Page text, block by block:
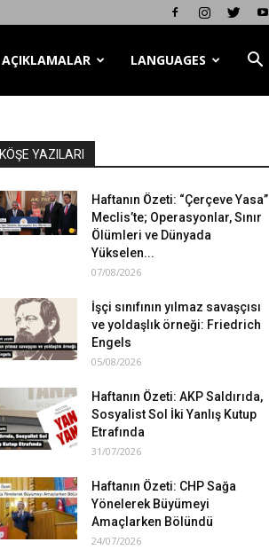
AÇIKLAMALAR LANGUAGES
KÖŞE YAZILARI
Haftanın Özeti: “Çerçeve Yasa”
Meclis’te; Operasyonlar, Sınır
Ölümleri ve Dünyada
Yükselen...
07/08/2026
İşçi sınıfının yılmaz savaşçısı
ve yoldaşlık örneği: Friedrich
Engels
05/08/2026
Haftanın Özeti: AKP Saldırıda,
Sosyalist Sol İki Yanlış Kutup
Etrafında
31/07/2026
Haftanın Özeti: CHP Sağa
Yönelerek Büyümeyi
Amaçlarken Bölündü
24/07/2026